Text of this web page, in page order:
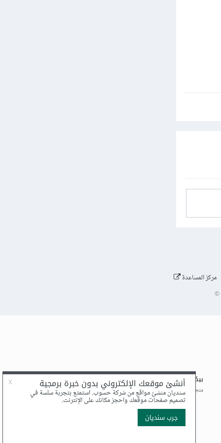
مركز المساعدة
©